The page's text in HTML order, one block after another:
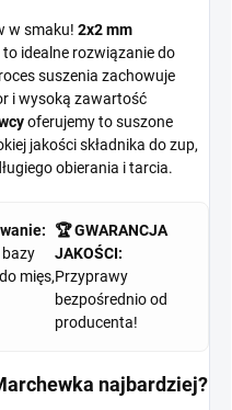
w smaku! 2x2 mm
to idealne rozwiązanie do
suszenia zachowuje
i wysoką zawartość
oferujemy to suszone
jakości składnika do zup,
obierania i tarcia.
bazy
mięs,
🏆 GWARANCJA
JAKOŚCI:
Przyprawy
bezpośrednio od
producenta!
najbardziej?